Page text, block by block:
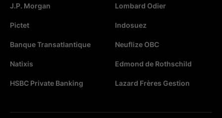
J.P. Morgan Lombard Odier
Pictet Indosuez
Banque Transatlantique Neuflize OBC
Natixis Edmond de Rothschild
HSBC Private Banking Lazard Frères Gestion